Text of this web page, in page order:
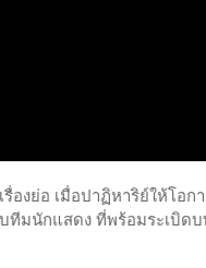
เรื่องย่อ เมื่อปาฏิหาริย์ให้โ
มนักแสดง ที่พร้อมระเบิด